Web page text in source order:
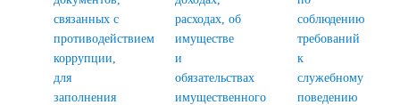
связанных с
противодействием
коррупции,
для
заполнения
расходах, об
имуществе
и
обязательствах
имущественного
соблюдению
требований
к
служебному
поведению